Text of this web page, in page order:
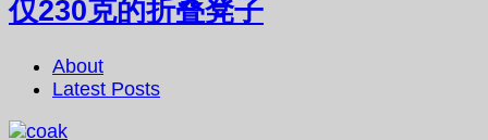
仅230克的折叠凳子
About
Latest Posts